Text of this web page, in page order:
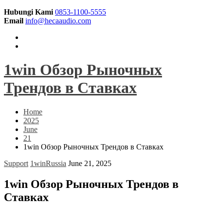
Hubungi Kami 0853-1100-5555
Email info@hecaaudio.com
1win Обзор Рыночных
Трендов в Ставках
Home
2025
June
21
1win Обзор Рыночных Трендов в Ставках
Support 1winRussia June 21, 2025
1win Обзор Рыночных Трендов в
Ставках